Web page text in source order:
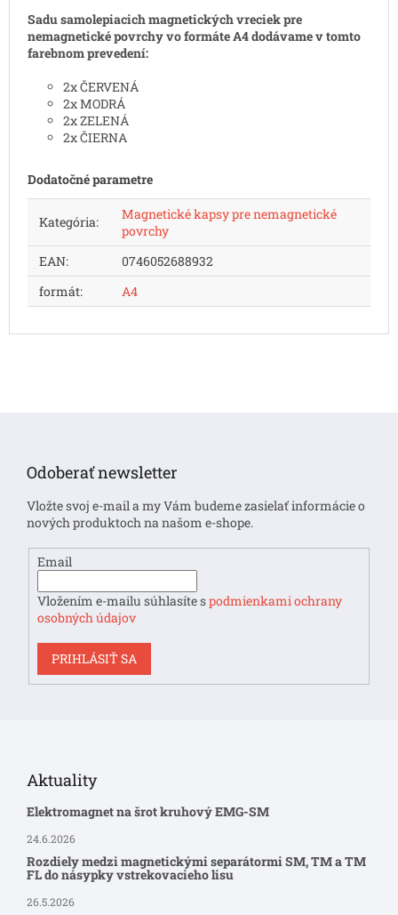
Sadu samolepiacich magnetických vreciek pre
nemagnetické povrchy vo formáte A4 dodávame v tomto
farebnom prevedení:
2x ČERVENÁ
2x MODRÁ
2x ZELENÁ
2x ČIERNA
Dodatočné parametre
Kategória:
Magnetické kapsy pre nemagnetické
povrchy
EAN:
0746052688932
formát: A4
Odoberať newsletter
Vložte svoj e-mail a my Vám budeme zasielať informácie o
nových produktoch na našom e-shope.
Email
Vložením e-mailu súhlasíte spodmienkami ochrany
osobných údajov
PRIHLÁSIŤ SA
Aktuality
Elektromagnet na šrot kruhový EMG-SM
24.6.2026
Rozdiely medzi magnetickými separátormi SM, TM a TM
FL do násypky vstrekovacieho lisu
26.5.2026